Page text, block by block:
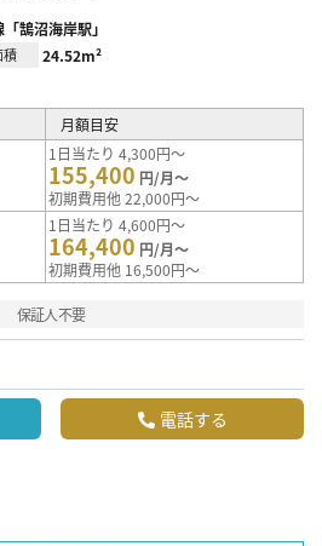
鵠沼海岸駅」
積 24.52m²
月額目安
1日当たり 4,300円～
155,400 円/月～
初期費用他 22,000円～
1日当たり 4,600円～
164,400 円/月～
初期費用他 16,500円～
保証人不要
電話する